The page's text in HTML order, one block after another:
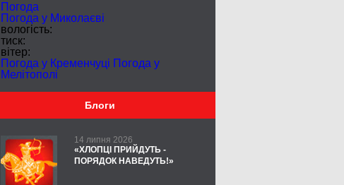
Погода
Погода у Миколаєві
вологість:
тиск:
вітер:
Погода у Кременчуці Погода у
Мелітополі
Блоги
14 липня 2026
«ХЛОПЦІ ПРИЙДУТЬ -
ПОРЯДОК НАВЕДУТЬ!»